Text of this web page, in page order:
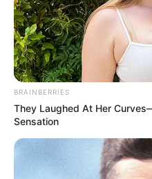
BRAINBERRIES
They Laughed At Her
Sensation